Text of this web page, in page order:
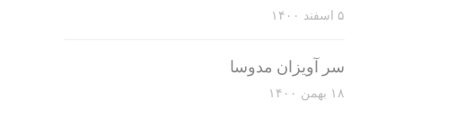
۵ اسفند ۱۴۰۰
سر آویزان مدوسا
۱۸ بهمن ۱۴۰۰